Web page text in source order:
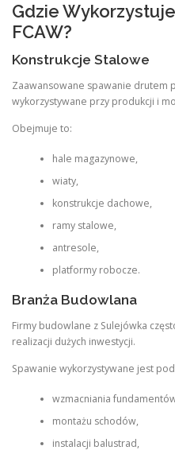
Gdzie
FCAW?
Konstrukcje Stalowe
Zaawansowane spawanie drutem
wykorzystywane przy produkcji i
Obejmuje to:
hale magazynowe,
wiaty,
konstrukcje dachowe,
ramy stalowe,
antresole,
platformy robocze.
Branża Budowlana
Firmy budowlane z Sulejówka
realizacji dużych inwestycji.
Spawanie wykorzystywane jest
wzmacniania
montażu schodów,
instalacji balustrad,